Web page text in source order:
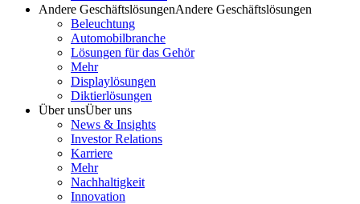
Andere GeschäftslösungenAndere Geschäftslösungen
Beleuchtung
Automobilbranche
Lösungen für das Gehör
Mehr
Displaylösungen
Diktierlösungen
Über unsÜber uns
News & Insights
Investor Relations
Karriere
Mehr
Nachhaltigkeit
Innovation